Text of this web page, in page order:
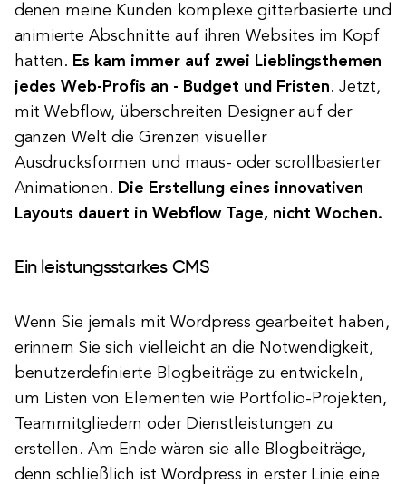
denen meine Kunden komplexe gitterbasierte und
animierte Abschnitte auf ihren Websites im Kopf
hatten. Es kam immer auf zwei Lieblingsthemen
jedes Web-Profis an - Budget und Fristen. Jetzt,
mit Webflow, überschreiten Designer auf der
ganzen Welt die Grenzen visueller
Ausdrucksformen und maus- oder scrollbasierter
Animationen. Die Erstellung eines innovativen
Layouts dauert in Webflow Tage, nicht Wochen.
Ein leistungsstarkes CMS
Wenn Sie jemals mit Wordpress gearbeitet haben,
erinnern Sie sich vielleicht an die Notwendigkeit,
benutzerdefinierte Blogbeiträge zu entwickeln,
um Listen von Elementen wie Portfolio-Projekten,
Teammitgliedern oder Dienstleistungen zu
erstellen. Am Ende wären sie alle Blogbeiträge,
denn schließlich ist Wordpress in erster Linie eine